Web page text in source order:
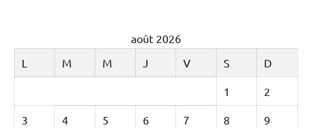
août 2026
L
M M J V S D
1 2
3 4 5 6 7 8 9